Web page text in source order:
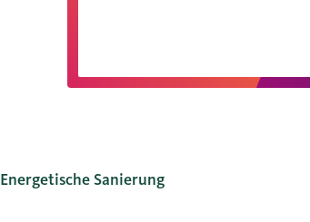
Energetische Sanierung